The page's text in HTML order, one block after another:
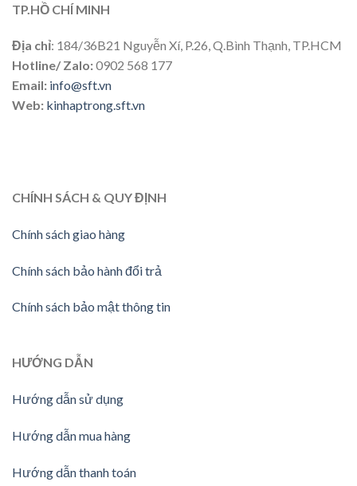
TP.HỒ CHÍ MINH
Địa chỉ: 184/36B21 Nguyễn Xí, P.26, Q.Bình Thạnh, TP.HCM
Hotline/ Zalo:0902 568 177
Email: info@sft.vn
Web: kinhaptrong.sft.vn
CHÍNH SÁCH & QUY ĐỊNH
Chính sách giao hàng
Chính sách bảo hành đổi trả
Chính sách bảo mật thông tin
HƯỚNG DẪN
Hướng dẫn sử dụng
Hướng dẫn mua hàng
Hướng dẫn thanh toán